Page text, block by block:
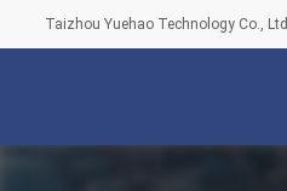
Taizhou Yuehao Technology Co., Ltd